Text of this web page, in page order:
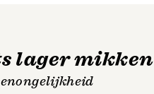
lager mikken